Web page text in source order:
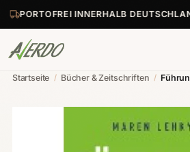
PORTOFREI INNERHALB
Startseite / Bücher & Zeitschriften /